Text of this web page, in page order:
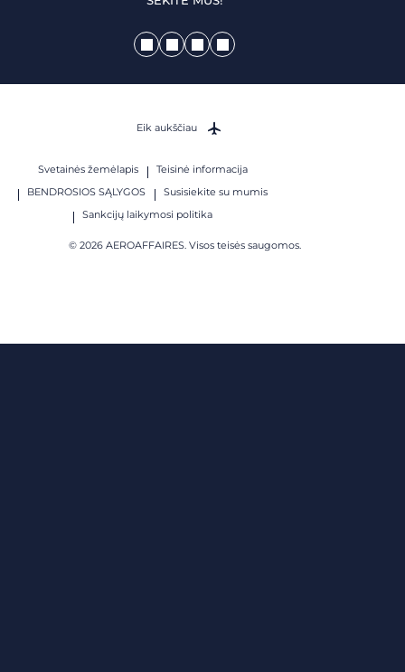
Svetainės žemėlapis
Teisinė informacija
BENDROSIOS SĄLYGOS
Susisiekite su mumis
Sankcijų laikymosi politika
© 2026 AEROAFFAIRES. Visos teisės saugomos.
Eik aukščiau